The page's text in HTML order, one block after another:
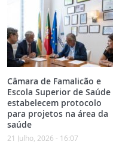
Câmara de Famalicão e
Escola Superior de Saúde
estabelecem protocolo
para projetos na área da
saúde
21 Julho, 2026 - 16:07